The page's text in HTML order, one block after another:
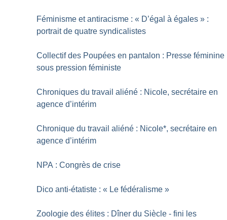
Féminisme et antiracisme : « D’égal à égales » :
portrait de quatre syndicalistes
Collectif des Poupées en pantalon : Presse féminine
sous pression féministe
Chroniques du travail aliéné : Nicole, secrétaire en
agence d’intérim
Chronique du travail aliéné : Nicole*, secrétaire en
agence d’intérim
NPA : Congrès de crise
Dico anti-étatiste : « Le fédéralisme »
Zoologie des élites : Dîner du Siècle - fini les